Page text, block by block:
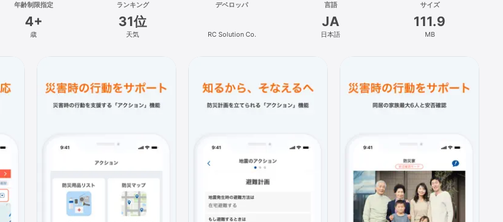
年齢制限指定
4+
歳
ランキング
31位
天気
デベロッパ
RC Solution Co.
言語
JA
日本語
サイズ
111.9
MB